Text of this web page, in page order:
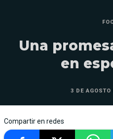
Una
en
3 DE
Compartir en redes